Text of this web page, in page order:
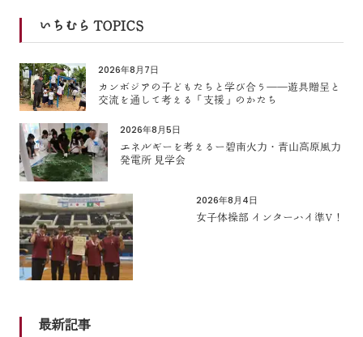
いちむら TOPICS
2026年8月7日
カンボジアの子どもたちと学び合う――遊具贈呈と
交流を通して考える「支援」のかたち
2026年8月5日
エネルギーを考えるー碧南火力・青山高原風力
発電所 見学会
2026年8月4日
女子体操部 インターハイ準V！
最新記事